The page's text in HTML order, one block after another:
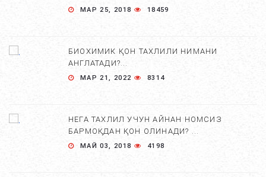
МАР 25, 2018 18459
БИОХИМИК ҚОН ТАХЛИЛИ НИМАНИ
АНГЛАТАДИ?...
МАР 21, 2022 8314
НЕГА ТАХЛИЛ УЧУН АЙНАН НОМСИЗ
БАРМОҚДАН ҚОН ОЛИНАДИ? ...
МАЙ 03, 2018 4198